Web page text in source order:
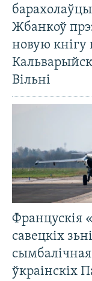
Жбанкоў
новую кнігу
Вільні
Францускія
савецкіх
ўкраінскіх